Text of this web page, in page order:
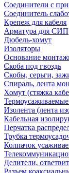
Соединители с
Соединитель
Крепеж для кабеля
Арматура для СИП
Дюбель-хомут
Изоляторы
Основание
Скоба под гвоздь
Скобы, серьги,
Спираль, лента
Хомут (стяжка
Изолента (лента
Кабельная
Перчатка
Трубка
Колпачок
Делители,
Разъем